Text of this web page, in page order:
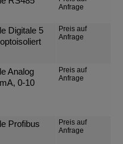
Anfrage
Digitale 5
Preis auf
Anfrage
Analog
0-10
Preis auf
Anfrage
Profibus
Preis auf
Anfrage